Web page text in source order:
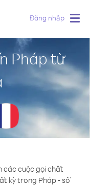
Đăng nhập
Pháp từ
các cuộc gọi chất
kỳ trong Pháp - số